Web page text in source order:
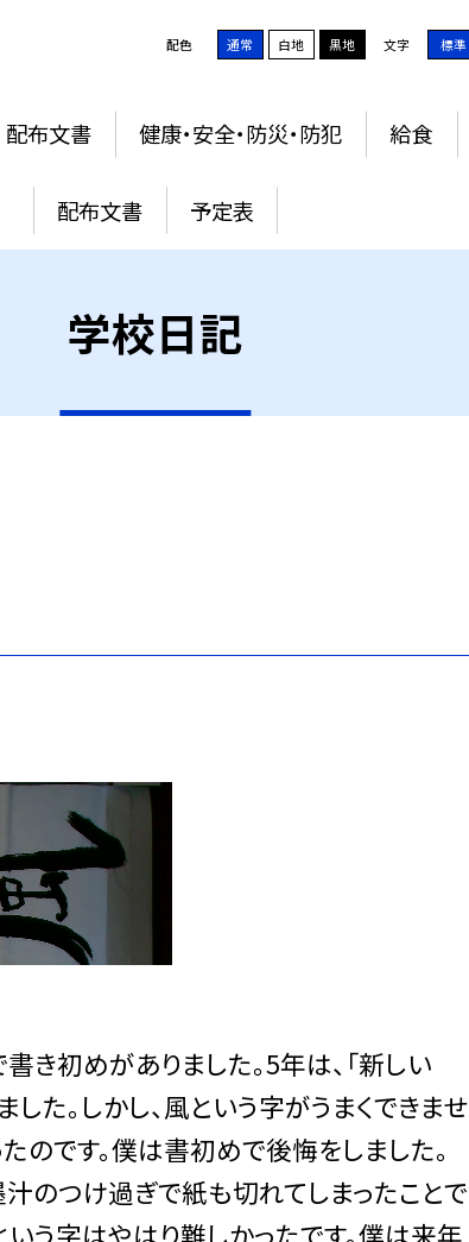
配色 通常 白地 黒地 文字 標準
配布文書 健康・安全・防災・防犯 給食
配布文書 予定表
学校日記
き初めがありました。5年は、「新しい
た。しかし、風という字がうまくできませ
のです。僕は書初めで後悔をしました。
のつけ過ぎで紙も切れてしまったことで
いう字はやはり難しかったです。僕は来年